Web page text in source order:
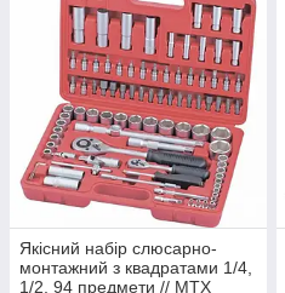
Якісний набір слюсарно-
монтажний з квадратами 1/4,
1/2, 94 предмети // MTX